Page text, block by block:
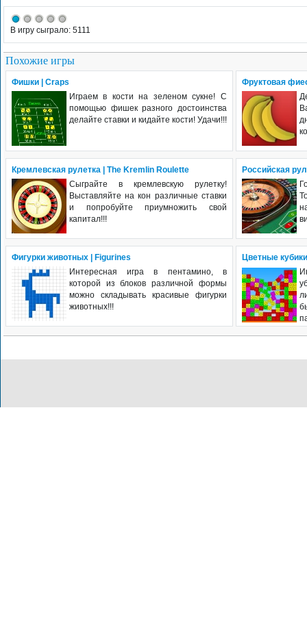
В игру сыграло: 5111
Похожие игры
Фишки | Craps
Играем в кости на зеленом сукне! С
помощью фишек разного достоинства
делайте ставки и кидайте кости! Удачи!!!
Фруктовая
Кремлевская рулетка | The Kremlin Roulette
Сыграйте в кремлевскую рулетку!
Выставляйте на кон различные ставки
и попробуйте приумножить свой
капитал!!!
Российская
Фигурки животных | Figurines
Интересная игра в пентамино, в
которой из блоков различной формы
можно складывать красивые фигурки
животных!!!
Цветные